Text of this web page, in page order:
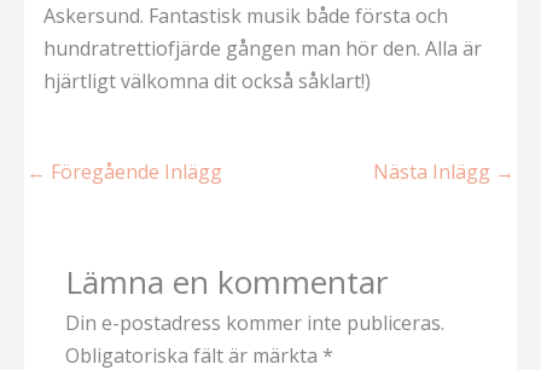
Askersund. Fantastisk musik både första och
hundratrettiofjärde gången man hör den. Alla är
hjärtligt välkomna dit också såklart!)
← Föregående Inlägg Nästa Inlägg →
Lämna en kommentar
Din e-postadress kommer inte publiceras.
Obligatoriska fält är märkta *